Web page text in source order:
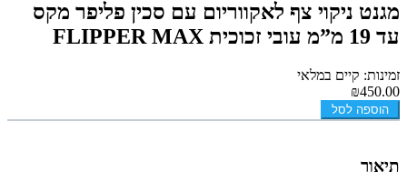
מגנט ניקוי צף לאקווריום עם סכין פליפר מקס
עד 19 מ”מ עובי זכוכית FLIPPER MAX
זמינות: קיים במלאי
₪450.00
הוספה לסל
תיאור